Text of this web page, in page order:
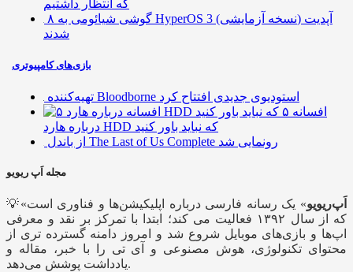
که انتظار داشتیم
۸ گوشی شیائومی به HyperOS 3 (نسخه آزمایشی) آپدیت
شدند
بازی‌های کامپیوتری
تهیه‌کننده Bloodborne استودیوی جدیدی افتتاح کرد
۵ افسانه
درباره هارد HDD که نباید باور کنید
از باندل The Last of Us Complete رونمایی شد
مجله اَپ ریویو
💡« اَپ‌ریویو» یک رسانه فارسی درباره اپلیکیشن‌ها و فناوری است
که از سال ۱۳۹۲ فعالیت می کند؛ ابتدا با تمرکز بر نقد و معرفی
اپ‌ها و بازی‌های موبایل شروع شد و امروز دامنه گسترده تری از
محتوای تکنولوژی، هوش مصنوعی و آی تی را با خبر، مقاله و
یادداشت پوشش می‌دهد.